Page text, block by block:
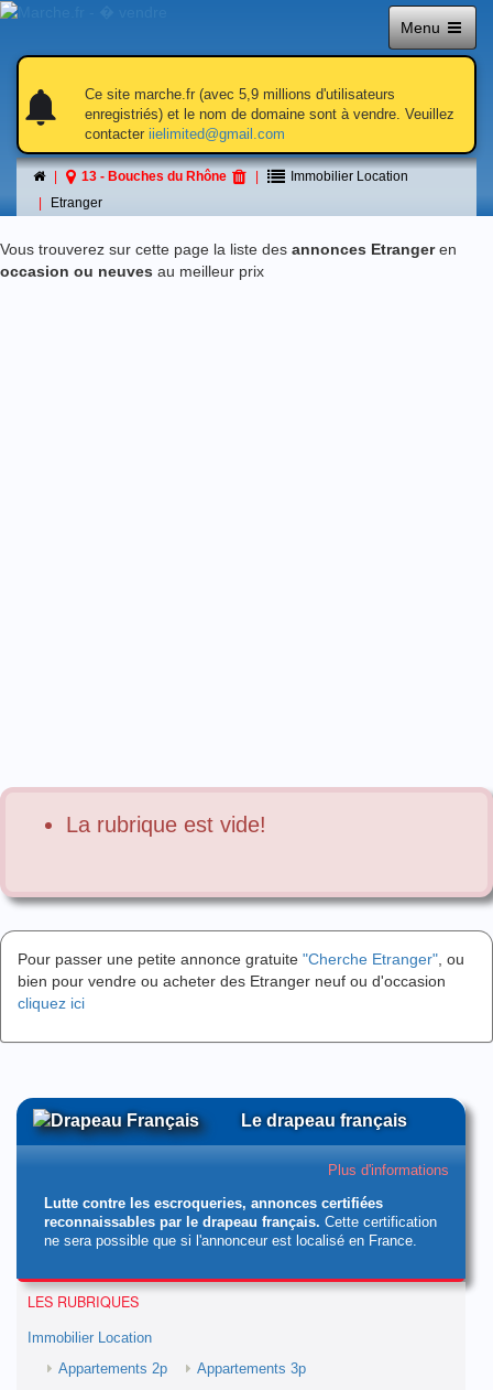
Menu
notifications
notifications
Ce site marche.fr (avec 5,9 millions d'utilisateurs
enregistriés) et le nom de domaine sont à vendre. Veuillez
contacter iielimited@gmail.com
13 - Bouches du Rhône
Immobilier Location
Etranger
Etranger
á 13 - Bouches du Rhône
Vous trouverez sur cette page la liste des annonces Etrangeren
occasion ou neuves au meilleur prix
La rubrique est vide!
Pour passer une petite annonce gratuite "Cherche Etranger" , ou
bien pour vendre ou acheter des Etranger neuf ou d'occasion
cliquez ici
Le drapeau français
Plus d'informations
Lutte contre les escroqueries, annonces certifiées
reconnaissables par le drapeau français. Cette certification
ne sera possible que si l'annonceur est localisé en France.
LES RUBRIQUES
Immobilier Location
Appartements 2p
Appartements 3p